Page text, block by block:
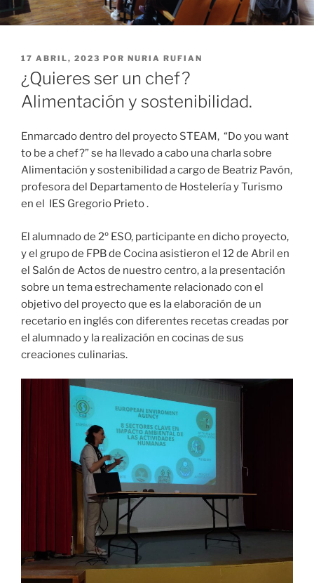
PUBLICADO
EL
17 ABRIL, 2023 POR NURIA RUFIAN
¿Quieres ser un chef?
Alimentación y sostenibilidad.
Enmarcado dentro del proyecto STEAM, “Do you want
to be a chef?” se ha llevado a cabo una charla sobre
Alimentación y sostenibilidad a cargo de Beatriz Pavón,
profesora del Departamento de Hostelería y Turismo
en el IES Gregorio Prieto .
El alumnado de 2º ESO, participante en dicho proyecto,
y el grupo de FPB de Cocina asistieron el 12 de Abril en
el Salón de Actos de nuestro centro, a la presentación
sobre un tema estrechamente relacionado con el
objetivo del proyecto que es la elaboración de un
recetario en inglés con diferentes recetas creadas por
el alumnado y la realización en cocinas de sus
creaciones culinarias.